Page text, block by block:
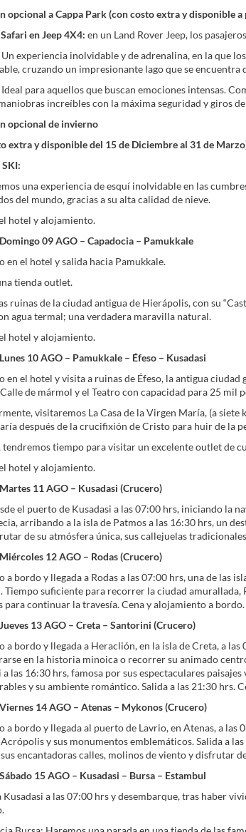
opcional a Cappa Park (con costo extra y disponible
en Jeep 4X4: en un Land Rover Jeep, los
Un experiencia inolvidable y de adrenalina, en la que
cruzando un impresionante lago que se
Ideal para aquellos que buscan emociones intensas.
increíbles con la máxima seguridad y giros
opcional de invierno
extra y disponible del 15 de Diciembre al 31 de
SKI:
una experiencia de esquí inolvidable en las
del mundo, gracias a su alta calidad de nieve.
hotel y alojamiento.
09 AGO – Capadocia – Pamukkale
en el hotel y salida hacia Pamukkale.
tienda outlet.
ruinas de la ciudad antigua de Hierápolis, con su
agua termal; una verdadera maravilla natural.
hotel y alojamiento.
10 AGO – Pamukkale – Éfeso – Kusadasi
en el hotel y visita a ruinas de Éfeso, la antigua
de mármol y el Teatro con capacidad para 25 mil
visitaremos La Casa de la Virgen María, (a
después de la crucifixión de Cristo para huir de la
tendremos tiempo para visitar un excelente outlet de
hotel y alojamiento.
11 AGO – Kusadasi (Crucero)
el puerto de Kusadasi a las 07:00 hrs, iniciando la
arribando a la isla de Patmos a las 16:30 hrs, un
de su atmósfera única, sus callejuelas
12 AGO – Rodas (Crucero)
a bordo y llegada a Rodas a las 07:00 hrs, una de
Tiempo suficiente para recorrer la ciudad
para continuar la travesía. Cena y alojamiento a bordo.
13 AGO – Creta – Santorini (Crucero)
a bordo y llegada a Heraclión, en la isla de Creta, a
en la historia minoica o recorrer su animado
las 16:30 hrs, famosa por sus espectaculares
y su ambiente romántico. Salida a las 21:30 hrs.
14 AGO – Atenas – Mykonos (Crucero)
a bordo y llegada al puerto de Lavrio, en Atenas, a
y sus monumentos emblemáticos. Salida a
encantadoras calles, molinos de viento y disfrutar
15 AGO – Kusadasi – Bursa – Estambul
Kusadasi a las 07:00 hrs y desembarque, tras haber